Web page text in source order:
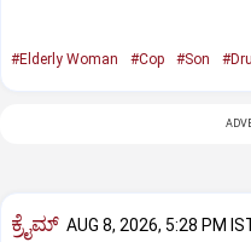
#Elderly Woman #Cop #Son
ಕ್ರೈಮ್ AUG 8, 2026, 5:28 PM